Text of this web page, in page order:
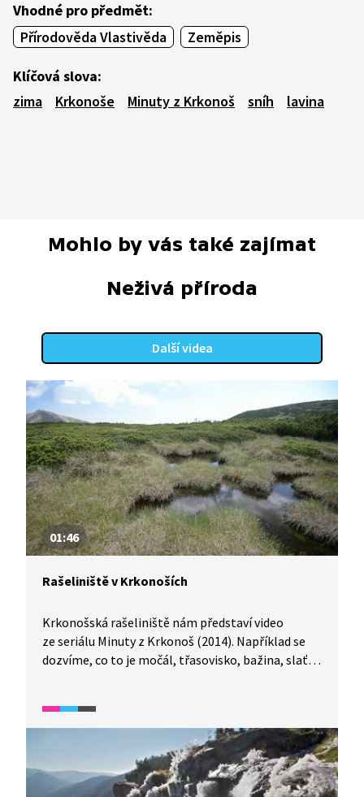
Vhodné pro předmět:
Přírodověda Vlastivěda
Zeměpis
Klíčová slova:
zima
Krkonoše Minuty z Krkonoš sníh lavina
Mohlo by vás také zajímat
Neživá příroda
Další videa
01:46
Rašeliniště v Krkonoších
Krkonošská rašeliniště nám představí video
ze seriálu Minuty z Krkonoš (2014). Například se
dozvíme, co to je močál, třasovisko, bažina, slať,